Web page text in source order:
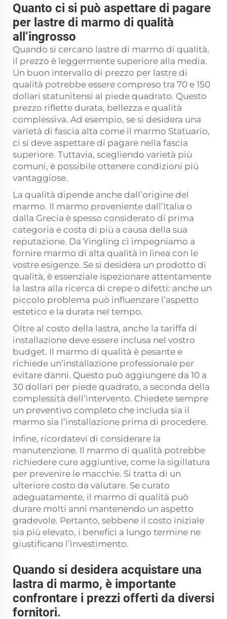
Quanto ci si può aspettare di pagare
per lastre di marmo di qualità
all’ingrosso
Quando si cercano lastre di marmo di qualità,
il prezzo è leggermente superiore alla media.
Un buon intervallo di prezzo per lastre di
qualità potrebbe essere compreso tra 70 e 150
dollari statunitensi al piede quadrato. Questo
prezzo riflette durata, bellezza e qualità
complessiva. Ad esempio, se si desidera una
varietà di fascia alta come il marmo Statuario,
ci si deve aspettare di pagare nella fascia
superiore. Tuttavia, scegliendo varietà più
comuni, è possibile ottenere condizioni più
vantaggiose.
La qualità dipende anche dall’origine del
marmo. Il marmo proveniente dall’Italia o
dalla Grecia è spesso considerato di prima
categoria e costa di più a causa della sua
reputazione. Da Yingling ci impegniamo a
fornire marmo di alta qualità in linea con le
vostre esigenze. Se si desidera un prodotto di
qualità, è essenziale ispezionare attentamente
la lastra alla ricerca di crepe o difetti: anche un
piccolo problema può influenzare l’aspetto
estetico e la durata nel tempo.
Oltre al costo della lastra, anche la tariffa di
installazione deve essere inclusa nel vostro
budget. Il marmo di qualità è pesante e
richiede un’installazione professionale per
evitare danni. Questo può aggiungere da 10 a
30 dollari per piede quadrato, a seconda della
complessità dell’intervento. Chiedete sempre
un preventivo completo che includa sia il
marmo sia l’installazione prima di procedere.
Infine, ricordatevi di considerare la
manutenzione. Il marmo di qualità potrebbe
richiedere cure aggiuntive, come la sigillatura
per prevenire le macchie. Si tratta di un
ulteriore costo da valutare. Se curato
adeguatamente, il marmo di qualità può
durare molti anni mantenendo un aspetto
gradevole. Pertanto, sebbene il costo iniziale
sia più elevato, i benefici a lungo termine ne
giustificano l’investimento.
Quando si desidera acquistare una
lastra di marmo, è importante
confrontare i prezzi offerti da diversi
fornitori.